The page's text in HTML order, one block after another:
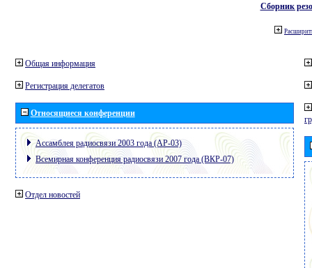
Сборник
Общая информация
Регистрация делегатов
Относящиеся конференции
Ассамблея радиосвязи 2003 года (АР-03)
Всемирная конференция радиосвязи 2007 года (ВКР-07)
Отдел новостей